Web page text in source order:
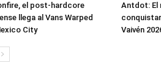
el post-hardcore
llega al Vans Warped
City
Antdot: El
Vaivén